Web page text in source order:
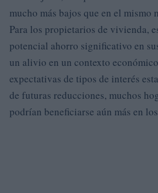
mucho más bajos que en el mismo
Para los propietarios de vivienda,
potencial ahorro significativo en
un alivio en un contexto
expectativas de tipos de interés
de futuras reducciones, muchos
podrían beneficiarse aún más en